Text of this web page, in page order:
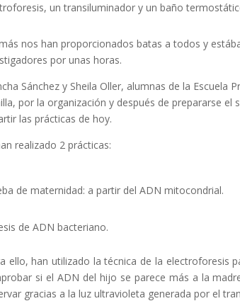
un transiluminador y un baño
nos han proporcionados batas a todos y
por unas horas.
Sánchez y Sheila Oller, alumnas de la Escuela
por la organización y después de prepararse el
las prácticas de hoy.
realizado 2 prácticas:
de maternidad: a partir del ADN mitocondrial.
de ADN bacteriano.
ello, han utilizado la técnica de la electroforesis
si el ADN del hijo se parece más a la
gracias a la luz ultravioleta generada por el